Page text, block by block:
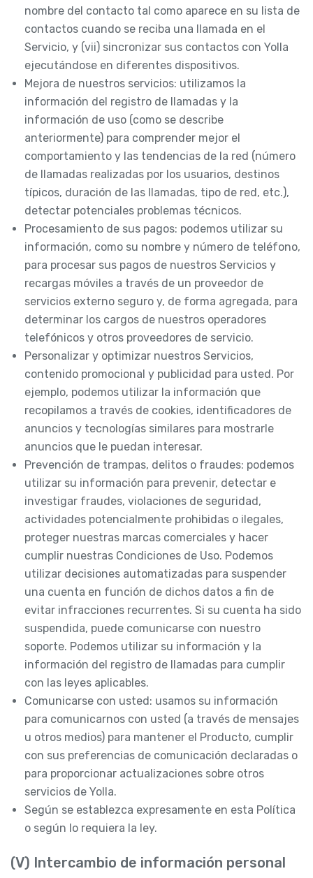
nombre del contacto tal como aparece en su lista de
contactos cuando se reciba una llamada en el
Servicio, y (vii) sincronizar sus contactos con Yolla
ejecutándose en diferentes dispositivos.
Mejora de nuestros servicios: utilizamos la
información del registro de llamadas y la
información de uso (como se describe
anteriormente) para comprender mejor el
comportamiento y las tendencias de la red (número
de llamadas realizadas por los usuarios, destinos
típicos, duración de las llamadas, tipo de red, etc.),
detectar potenciales problemas técnicos.
Procesamiento de sus pagos: podemos utilizar su
información, como su nombre y número de teléfono,
para procesar sus pagos de nuestros Servicios y
recargas móviles a través de un proveedor de
servicios externo seguro y, de forma agregada, para
determinar los cargos de nuestros operadores
telefónicos y otros proveedores de servicio.
Personalizar y optimizar nuestros Servicios,
contenido promocional y publicidad para usted. Por
ejemplo, podemos utilizar la información que
recopilamos a través de cookies, identificadores de
anuncios y tecnologías similares para mostrarle
anuncios que le puedan interesar.
Prevención de trampas, delitos o fraudes: podemos
utilizar su información para prevenir, detectar e
investigar fraudes, violaciones de seguridad,
actividades potencialmente prohibidas o ilegales,
proteger nuestras marcas comerciales y hacer
cumplir nuestras Condiciones de Uso. Podemos
utilizar decisiones automatizadas para suspender
una cuenta en función de dichos datos a fin de
evitar infracciones recurrentes. Si su cuenta ha sido
suspendida, puede comunicarse con nuestro
soporte. Podemos utilizar su información y la
información del registro de llamadas para cumplir
con las leyes aplicables.
Comunicarse con usted: usamos su información
para comunicarnos con usted (a través de mensajes
u otros medios) para mantener el Producto, cumplir
con sus preferencias de comunicación declaradas o
para proporcionar actualizaciones sobre otros
servicios de Yolla.
Según se establezca expresamente en esta Política
o según lo requiera la ley.
(V) Intercambio de información personal